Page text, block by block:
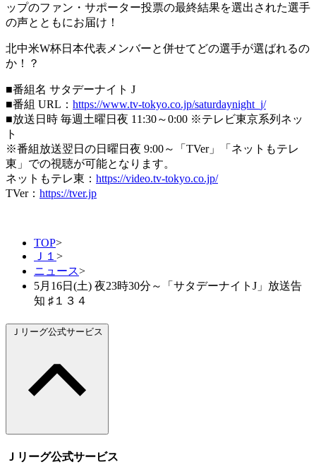
ップのファン・サポーター投票の最終結果を選出された選手
の声とともにお届け！
北中米W杯日本代表メンバーと併せてどの選手が選ばれるの
か！？
■番組名 サタデーナイト J
■番組 URL： https://www.tv-tokyo.co.jp/saturdaynight_j/
■放送日時 毎週土曜日夜 11:30～0:00 ※テレビ東京系列ネッ
ト
※番組放送翌日の日曜日夜 9:00～「TVer」「ネットもテレ
東」での視聴が可能となります。
ネットもテレ東： https://video.tv-tokyo.co.jp/
TVer： https://tver.jp
TOP>
Ｊ１ >
ニュース>
5月16日(土) 夜23時30分～「サタデーナイトJ」放送告
知 ♯１３４
Ｊリーグ公式サービス
Ｊリーグ公式サービス